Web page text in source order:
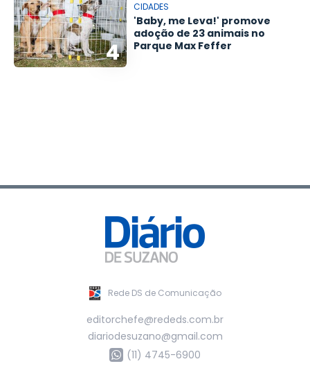
4
CIDADES
'Baby, me Leva!' promove
adoção de 23 animais no
Parque Max Feffer
Rede DS de Comunicação
editorchefe@rededs.com.br
diariodesuzano@gmail.com
(11) 4745-6900